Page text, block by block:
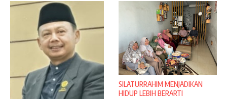
SILATURRAHIM MENJADIKAN
HIDUP LEBIH BERARTI